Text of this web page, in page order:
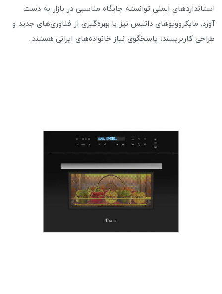
استانداردهای ایمنی توانسته جایگاه مناسبی در بازار به دست
آورد. مایکروویوهای داتیس نیز با بهره‌گیری از فناوری‌های جدید و
طراحی کاربرپسند، پاسخگوی نیاز خانواده‌های ایرانی هستند.